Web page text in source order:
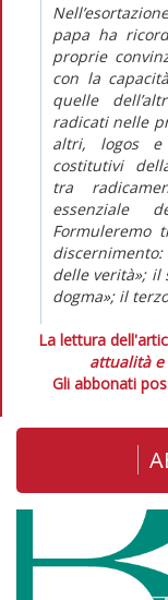
papa ha
proprie
con la
quelle
radicati nelle
altri, logose
costitutivi
tra
essenziale
Formuleremo
delle verità»; il
dogma»; il
La lettura
attualità
Gli abbonati